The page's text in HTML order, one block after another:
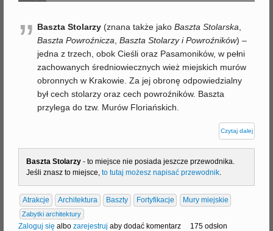
” Baszta Stolarzy (znana także jako Baszta Stolarska
Baszta Powroźnicza Baszta Stolarzy i Powroźników) –
jedna z trzech, obok Cieśli oraz Pasamoników, w pełni
zachowanych średniowiecznych wież miejskich murów
obronnych w Krakowie. Za jej obronę odpowiedzialny
był cech stolarzy oraz cech powroźników. Baszta
przylega do tzw. Murów Floriańskich.
Czytaj dalej
Baszta Stolarzy - to miejsce nie posiada jeszcze przewodnika.
Jeśli znasz to miejsce, to tutaj możesz napisać przewodnik
Atrakcje Architektura Baszty Fortyfikacje Mury miejskie
Zabytki architektury
Zaloguj się albo zarejestruj aby dodać komentarz 175 odsłon